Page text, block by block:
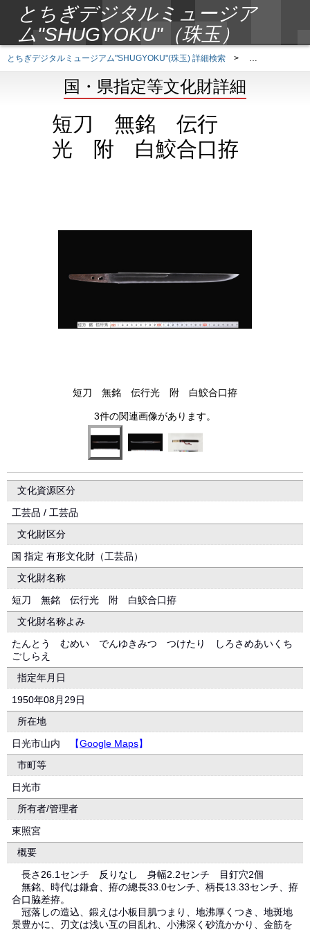
とちぎデジタルミュージア
ム"SHUGYOKU"（珠玉）
とちぎデジタルミュージアム"SHUGYOKU"(珠玉) 詳細検索 > 国・県指定等文
国・県指定等文化財詳細
短刀 無銘 伝行
光 附 白鮫合口拵
短刀 無銘 伝行光 附 白鮫合口拵
3件の関連画像があります。
文化資源区分
工芸品 / 工芸品
文化財区分
国 指定 有形文化財（工芸品）
文化財名称
短刀 無銘 伝行光 附 白鮫合口拵
文化財名称よみ
たんとう むめい でんゆきみつ つけたり しろさめあいくち
ごしらえ
指定年月日
1950年08月29日
所在地
日光市山内
【Google Maps】
市町等
日光市
所有者/管理者
東照宮
概要
長さ26.1センチ 反りなし 身幅2.2センチ 目釘穴2個
無銘、時代は鎌倉、拵の總長33.0センチ、柄長13.33センチ、拵
合口脇差拵。
冠落しの造込、鍛えは小板目肌つまり、地沸厚くつき、地斑地
景豊かに、刃文は浅い互の目乱れ、小沸深く砂流かかり、金筋を